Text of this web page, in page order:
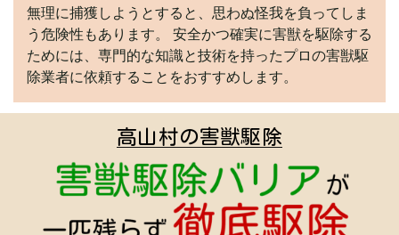
無理に捕獲しようとすると、思わぬ怪我を負ってしま
う危険性もあります。 安全かつ確実に害獣を駆除する
ためには、専門的な知識と技術を持ったプロの害獣駆
除業者に依頼することをおすすめします。
高山村の害獣駆除